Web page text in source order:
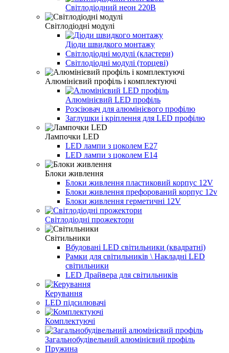
Світлодіодний неон 220В
Світлодіодні модулі
Діоди швидкого монтажу
Світлодіодні модулі (кластери)
Світлодіодні модулі (торцеві)
Алюмінієвий профіль і комплектуючі
Алюмінієвий LED профіль
Розсіювач для алюмінієвого профілю
Заглушки і кріплення для LED профілю
Лампочки LED
LED лампи з цоколем E27
LED лампи з цоколем E14
Блоки живлення
Блоки живлення пластиковий корпус 12V
Блоки живлення префорований корпус 12v
Блоки живлення герметичні 12V
Світлодіодні прожектори
Світильники
Вбудовані LED світильники (квадратні)
Рамки для світильників \ Накладні LED
світильники
LED Драйвера для світильників
Керування
LED підсилювачі
Комплектуючі
Загальнобудівельний алюмінієвий профіль
Пружина